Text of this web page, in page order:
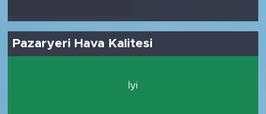
Pazaryeri Hava Kalitesi
İyi